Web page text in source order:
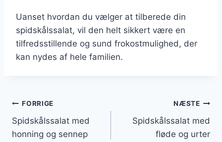
Uanset hvordan du vælger at tilberede din
spidskålssalat, vil den helt sikkert være en
tilfredsstillende og sund frokostmulighed, der
kan nydes af hele familien.
Indlægsnavigation
FORRIGE
Spidskålssalat med
honning og sennep
NÆSTE
Spidskålssalat med
fløde og urter